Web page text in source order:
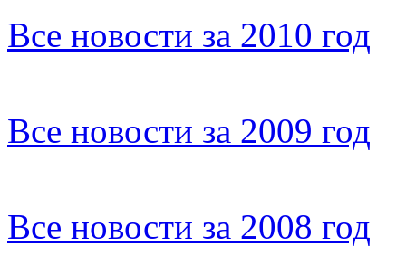
Все новости за 2010 год
Все новости за 2009 год
Все новости за 2008 год